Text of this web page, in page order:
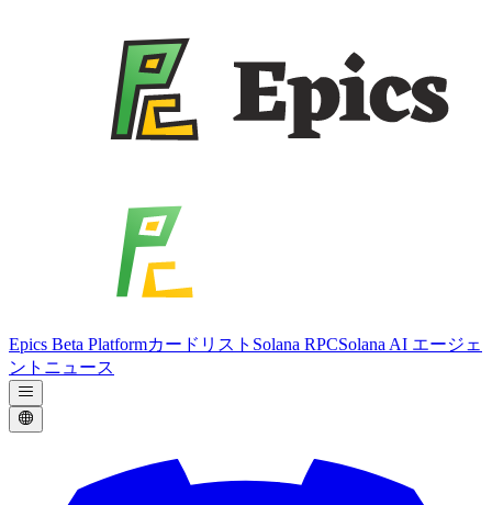
Epics Beta Platformカードリスト Solana RPCSolana AI エージェ
ント ニュース